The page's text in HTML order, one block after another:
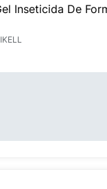
Inseticida De